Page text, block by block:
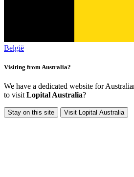
België
Visiting from Australia?
We have a dedicated website for
to visit Lopital Australia?
Stay on this site Visit Lopital Australia